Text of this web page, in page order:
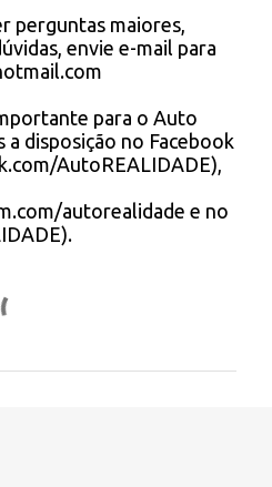
perguntas maiores,
envie e-mail para
para o Auto
a disposição no Facebook
AutoREALIDADE),
autorealidade e no